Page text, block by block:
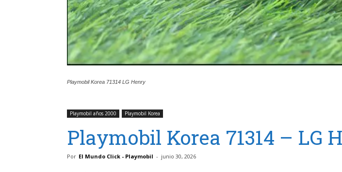
Playmobil Korea 71314 LG Henry
Playmobil años 2000 Playmobil Korea
Playmobil Korea 71314 – LG
Por El Mundo Click - Playmobil - junio 30, 2026